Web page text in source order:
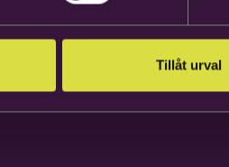
Tillåt urval